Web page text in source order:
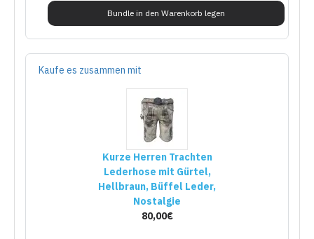
Bundle in den Warenkorb legen
Kaufe es zusammen mit
Kurze Herren Trachten
Lederhose mit Gürtel,
Hellbraun, Büffel Leder,
Nostalgie
80,00€